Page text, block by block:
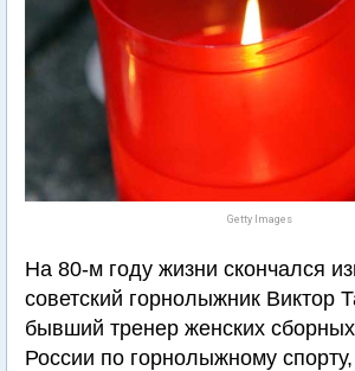
Getty Images
На 80-м году жизни скончался
советский горнолыжник Виктор
бывший тренер женских
России по горнолыжному